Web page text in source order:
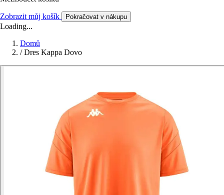
Zobrazit můj košík Pokračovat v nákupu
Loading...
Domů
/ Dres Kappa Dovo